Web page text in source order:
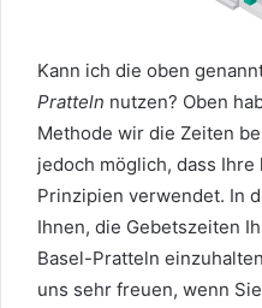
Kann ich die oben
Pratteln nutzen? Oben
Methode wir die Zeiten
jedoch möglich, dass
Prinzipien verwendet. In
Ihnen, die Gebetszeiten
Basel-Pratteln
uns sehr freuen, wenn